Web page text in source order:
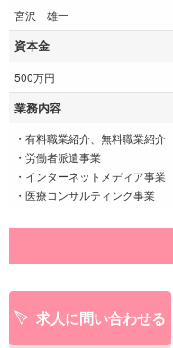
宮沢 雄一
資本金
500万円
業務内容
・有料職業紹介、無料職業紹介
・労働者派遣事業
・インターネットメディア事業
・医療コンサルティング事業
求人に問い合わせる